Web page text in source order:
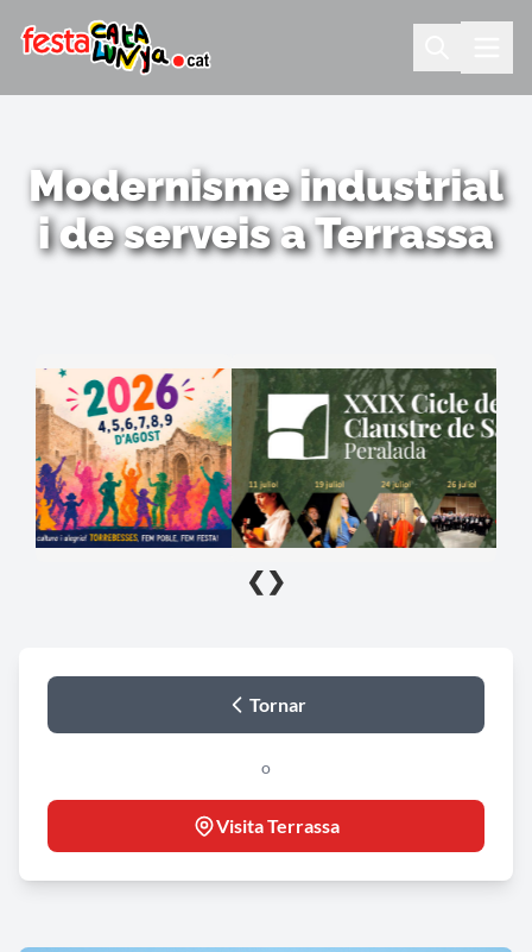
Modernisme industrial
i de serveis a Terrassa
❮ ❯
Tornar
o
Visita Terrassa